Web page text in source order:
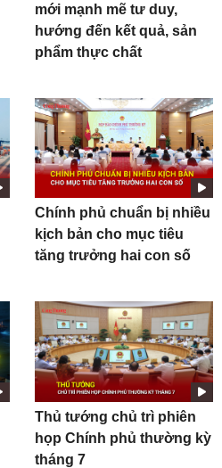
mới mạnh mẽ tư duy,
hướng đến kết quả, sản
phẩm thực chất
Chính phủ chuẩn bị nhiều
kịch bản cho mục tiêu
tăng trưởng hai con số
Thủ tướng chủ trì phiên
họp Chính phủ thường kỳ
tháng 7